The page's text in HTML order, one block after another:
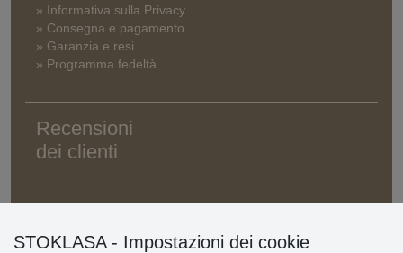
» Informativa sulla Privacy
» Consegna e pagamento
» Garanzia e resi
» Programma fedeltà
Recensioni
dei clienti
STOKLASA - Impostazioni dei cookie